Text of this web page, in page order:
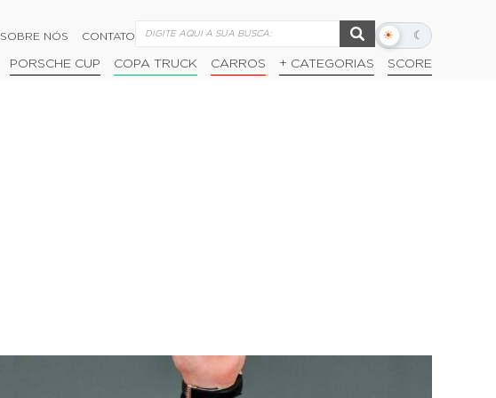
SOBRE NÓS CONTATO ☀ ☾
Alternar
escuro
PORSCHE CUP COPA TRUCK CARROS + CATEGORIAS SCORE